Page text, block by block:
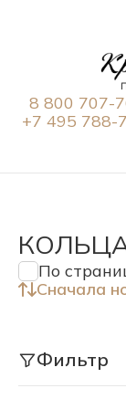
8 800 707-
+7 495 788-
По
Сначала
Фильтр